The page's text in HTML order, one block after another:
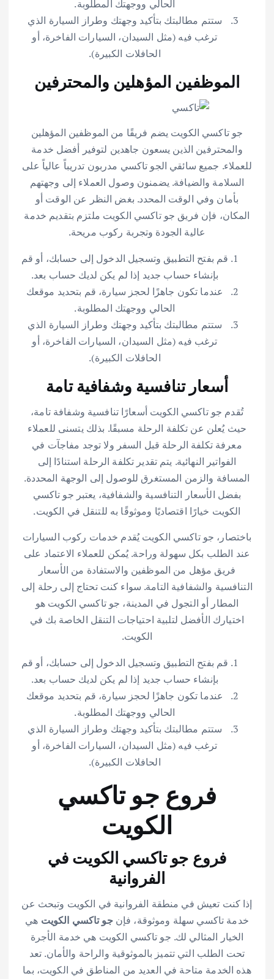
الحالي ووجهتك المطلوبة.
ستتم مطالبتك بتأكيد وجهتك وطراز السيارة الذي
ترغب فيه (مثل السيدان، السيارات الفاخرة، أو
الحافلات الكبيرة).
الموظفين المؤهلين والمحترفين
جو تاكسي الكويت يضم فريقًا من الموظفين المؤهلين
والمحترفين الذين يسعون جاهدين لتوفير أفضل خدمة
للعملاء. جميع سائقي الجو تاكسي مدربون تدريباً عالياً على
السلامة والضيافة. يضمنون وصول العملاء إلى وجهتهم
بأمان وفي الوقت المحدد. بغض النظر عن الوقت أو
المكان، فإن فريق جو تاكسي الكويت ملتزم بتقديم خدمة
عالية الجودة وتجربة ركوب مريحة.
قم بفتح التطبيق وتسجيل الدخول إلى حسابك، أو قم
بإنشاء حساب جديد إذا لم يكن لديك حساب بعد.
عندما تكون جاهزًا لحجز سيارة، قم بتحديد موقعك
الحالي ووجهتك المطلوبة.
ستتم مطالبتك بتأكيد وجهتك وطراز السيارة الذي
ترغب فيه (مثل السيدان، السيارات الفاخرة، أو
الحافلات الكبيرة).
أسعار تنافسية وشفافية تامة
تُقدم جو تاكسي الكويت أسعارًا تنافسية وشفافة تامة،
حيث يُعلن عن تكلفة الرحلة مسبقًا. بذلك يتسنى للعملاء
معرفة تكلفة الرحلة قبل السفر ولا توجد مفاجآت في
الفواتير النهائية. يتم تقدير تكلفة الرحلة استنادًا إلى
المسافة والزمن المستغرق للوصول إلى الوجهة المحددة.
بفضل الأسعار التنافسية والشفافية، يعتبر جو تاكسي
الكويت خيارًا اقتصاديًا وموثوقًا به للتنقل في الكويت.
باختصار، جو تاكسي الكويت يُقدم خدمات ركوب السيارات
عند الطلب بكل سهولة وراحة. يُمكن للعملاء الاعتماد على
فريق مؤهل من الموظفين والاستفادة من الأسعار
التنافسية والشفافية التامة. سواء كنت تحتاج إلى رحلة إلى
المطار أو التجول في المدينة، جو تاكسي الكويت هو
اختيارك الأفضل لتلبية احتياجات التنقل الخاصة بك في
الكويت.
قم بفتح التطبيق وتسجيل الدخول إلى حسابك، أو قم
بإنشاء حساب جديد إذا لم يكن لديك حساب بعد.
عندما تكون جاهزًا لحجز سيارة، قم بتحديد موقعك
الحالي ووجهتك المطلوبة.
ستتم مطالبتك بتأكيد وجهتك وطراز السيارة الذي
ترغب فيه (مثل السيدان، السيارات الفاخرة، أو
الحافلات الكبيرة).
فروع جو تاكسي
الكويت
فروع جو تاكسي الكويت في
الفروانية
إذا كنت تعيش في منطقة الفروانية في الكويت وتبحث عن
خدمة تاكسي سهلة وموثوقة، فإنجو تاكسي الكويت هي
الخيار المثالي لك. جو تاكسي الكويت هي خدمة الأجرة
تحت الطلب التي تتميز بالموثوقية والراحة والأمان. تعد
هذه الخدمة متاحة في العديد من المناطق في الكويت، بما